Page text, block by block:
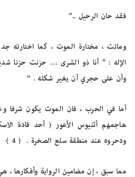
فقد حان الرحيل ..”
وماتت ، مختارة الموت ، كما اختارته
الإله : ” أنا ذو الشرى … حزنت حزنا
وأن على حجري أن يغير شكله . “
أما في الحرب ، فان الموت يكون شرفا
ودحروه عند منطقة سلع الصخرة . ( 4 )
مما سبق ، إن مضامين الرواية وأفكارها ،